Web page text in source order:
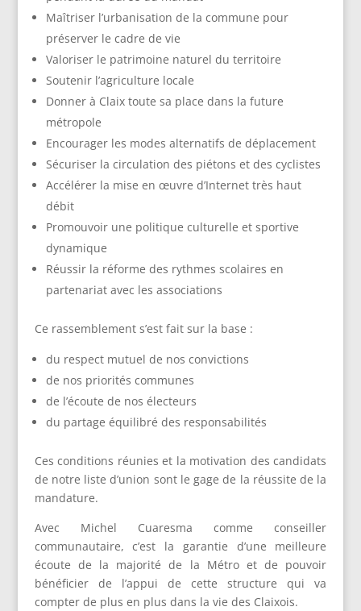
Maîtriser l’urbanisation de la commune pour
préserver le cadre de vie
Valoriser le patrimoine naturel du territoire
Soutenir l’agriculture locale
Donner à Claix toute sa place dans la future
métropole
Encourager les modes alternatifs de déplacement
Sécuriser la circulation des piétons et des cyclistes
Accélérer la mise en œuvre d’Internet très haut
débit
Promouvoir une politique culturelle et sportive
dynamique
Réussir la réforme des rythmes scolaires en
partenariat avec les associations
Ce rassemblement s’est fait sur la base :
du respect mutuel de nos convictions
de nos priorités communes
de l’écoute de nos électeurs
du partage équilibré des responsabilités
Ces conditions réunies et la motivation des candidats
de notre liste d’union sont le gage de la réussite de la
mandature.
Avec Michel Cuaresma comme conseiller
communautaire, c’est la garantie d’une meilleure
écoute de la majorité de la Métro et de pouvoir
bénéficier de l’appui de cette structure qui va
compter de plus en plus dans la vie des Claixois.